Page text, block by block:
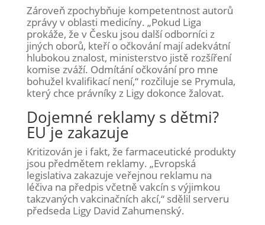
Zároveň zpochybňuje kompetentnost autorů
zprávy v oblasti medicíny. „Pokud Liga
prokáže, že v Česku jsou další odborníci z
jiných oborů, kteří o očkování mají adekvátní
hlubokou znalost, ministerstvo jistě rozšíření
komise zváží. Odmítání očkování pro mne
bohužel kvalifikací není,“ rozčiluje se Prymula,
který chce právníky z Ligy dokonce žalovat.
Dojemné reklamy s dětmi?
EU je zakazuje
Kritizován je i fakt, že farmaceutické produkty
jsou předmětem reklamy. „Evropská
legislativa zakazuje veřejnou reklamu na
léčiva na předpis včetně vakcín s výjimkou
takzvaných vakcinačních akcí,“ sdělil serveru
předseda Ligy David Zahumenský.